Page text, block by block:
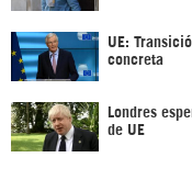
UE:
concreta
Londres
de UE